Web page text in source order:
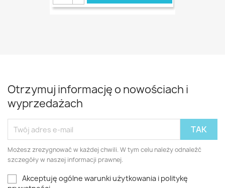
Otrzymuj informację o nowościach i
wyprzedażach
Możesz zrezygnować w każdej chwili. W tym celu należy odnaleźć
szczegóły w naszej informacji prawnej.
Akceptuję ogólne warunki użytkowania i politykę